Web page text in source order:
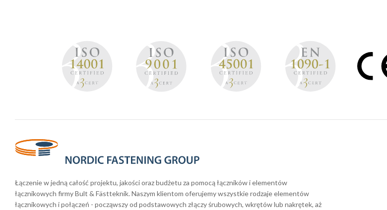
Łączenie w jedną całość projektu, jakości oraz budżetu za pomocą łączników i elementów
łącznikowych firmy Bult & Fästteknik. Naszym klientom oferujemy wszystkie rodzaje elementów
łącznikowych i połączeń - począwszy od podstawowych złączy śrubowych, wkrętów lub nakrętek, aż